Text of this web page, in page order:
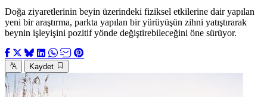
Doğa ziyaretlerinin beyin üzerindeki fiziksel etkilerine dair yapılan
yeni bir araştırma, parkta yapılan bir yürüyüşün zihni yatıştırarak
beynin işleyişini pozitif yönde değiştirebileceğini öne sürüyor.
Kaydet